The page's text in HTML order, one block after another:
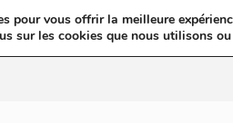
Annuaires & Blogs Web Taxi
pour vous offrir la meilleure
sur les cookies que nous utilisons